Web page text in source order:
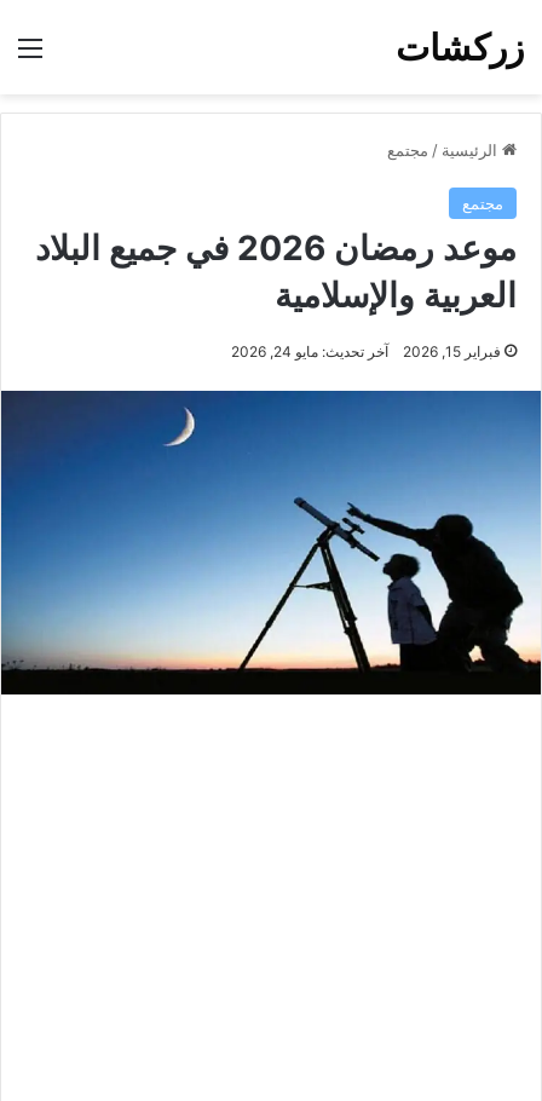
زركشات
الرئيسية / مجتمع
مجتمع
موعد رمضان 2026 في جميع البلاد
العربية والإسلامية
فبراير 15, 2026 آخر تحديث: مايو 24, 2026